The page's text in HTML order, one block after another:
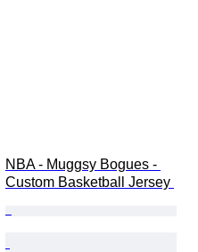
NBA - Muggsy Bogues -
Custom Basketball Jersey